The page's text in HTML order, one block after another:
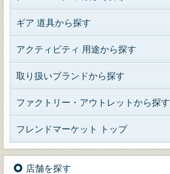
ギア 道具から探す
アクティビティ 用途から探す
取り扱いブランドから探す
ファクトリー・アウトレットから探す
フレンドマーケット トップ
店舗を探す